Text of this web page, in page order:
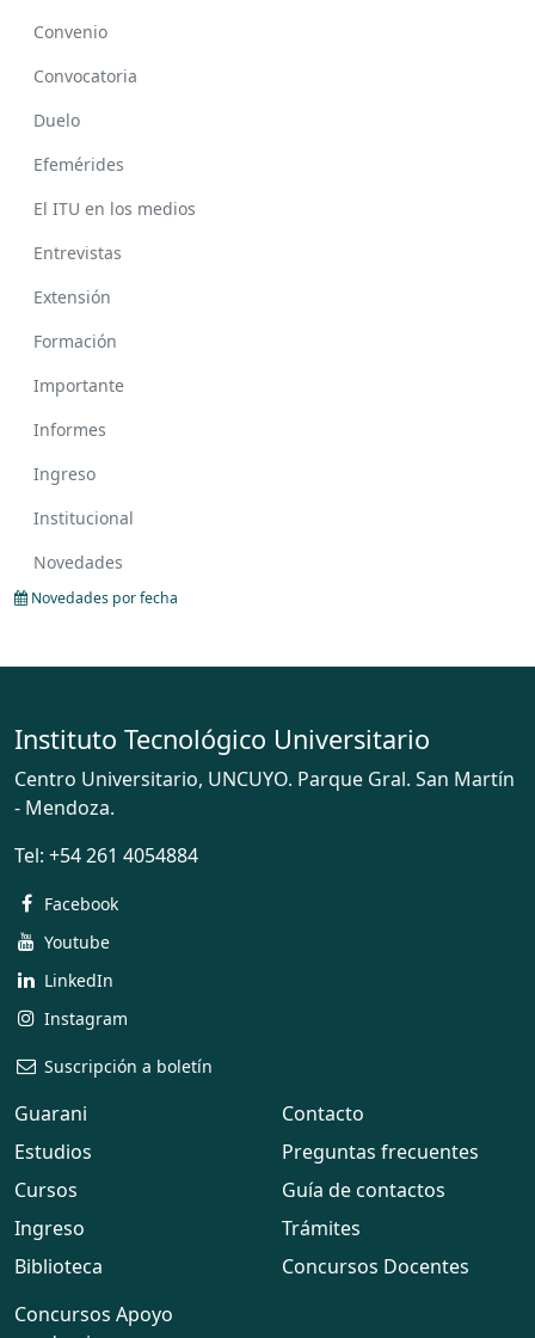
Convenio
Convocatoria
Duelo
Efemérides
El ITU en los medios
Entrevistas
Extensión
Formación
Importante
Informes
Ingreso
Institucional
Novedades
Novedades por fecha
Instituto Tecnológico Universitario
Centro Universitario, UNCUYO. Parque Gral. San Martín
- Mendoza.
Tel: +54 261 4054884
Facebook
Youtube
LinkedIn
Instagram
Suscripción a boletín
Guarani
Estudios
Cursos
Ingreso
Biblioteca
Contacto
Preguntas frecuentes
Guía de contactos
Trámites
Concursos Docentes
Concursos Apoyo